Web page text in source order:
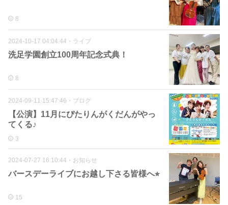
8
2024-10-17 04:04:44 ・ ライブ
洗足学園創立100周年記念式典！
8
2024-09-11 15:47:46 ・ ブログ
【公演】11月にぴたりんがくだんがやっ
てくる♪
3
2024-07-27 16:10:44 ・ お知らせ
バースデーライブにお越し下さる皆様へ⭐︎
15